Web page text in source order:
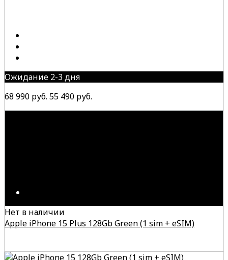
Ожидание 2-3 дня
68 990 руб. 55 490 руб.
Нет в наличии
Apple iPhone 15 Plus 128Gb Green (1 sim + eSIM)